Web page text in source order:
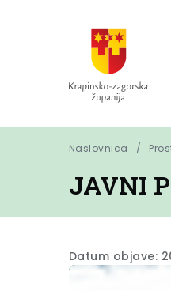
Naslovnica
JAVNI
Datum objave: